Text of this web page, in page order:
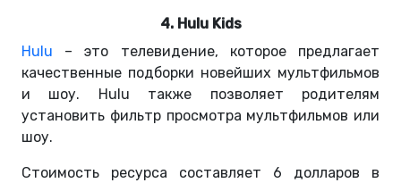
4. Hulu Kids
Hulu – это телевидение, которое предлагает
качественные подборки новейших мультфильмов
и шоу. Hulu также позволяет родителям
установить фильтр просмотра мультфильмов или
шоу.
Стоимость ресурса составляет 6 долларов в